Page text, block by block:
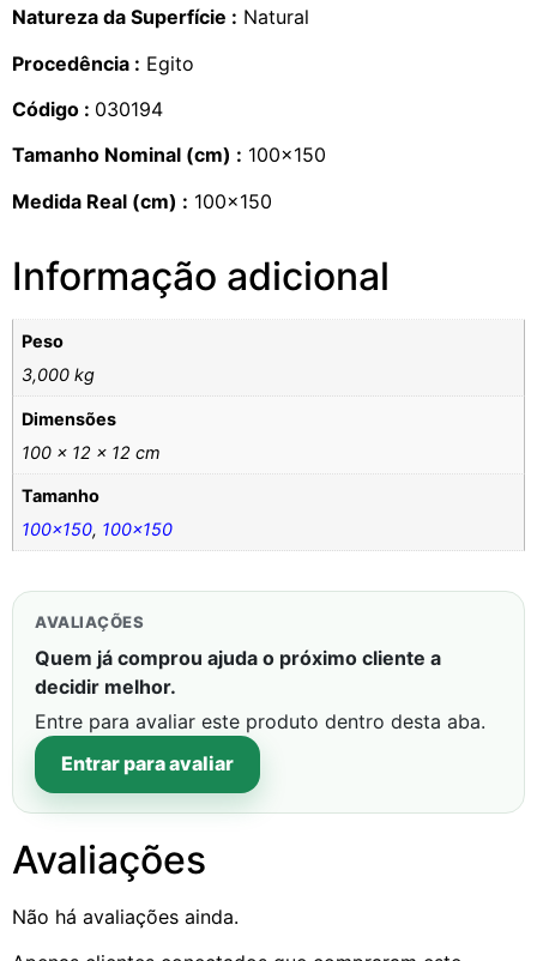
Natureza da Superfície : Natural
Procedência : Egito
Código : 030194
Tamanho Nominal (cm) : 100×150
Medida Real (cm) : 100×150
Informação adicional
Peso
3,000 kg
Dimensões
100 × 12 × 12 cm
Tamanho
100×150, 100×150
AVALIAÇÕES
Quem já comprou ajuda o próximo cliente a
decidir melhor.
Entre para avaliar este produto dentro desta aba.
Entrar para avaliar
Avaliações
Não há avaliações ainda.